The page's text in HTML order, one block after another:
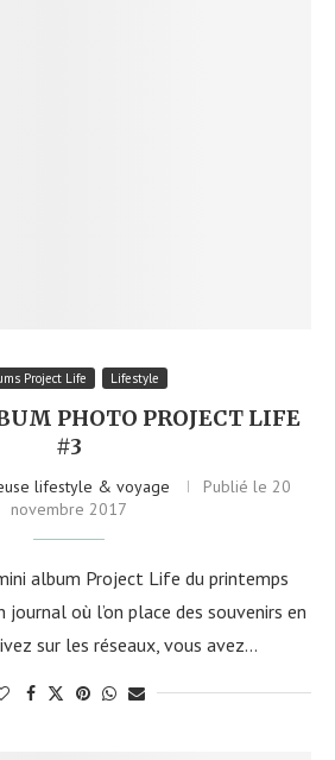
Project Life Lifestyle
PHOTO PROJECT LIFE
#3
lifestyle & voyage Publié le 20
novembre 2017
album Project Life du printemps
journal où l’on place des souvenirs en
sur les réseaux, vous avez…